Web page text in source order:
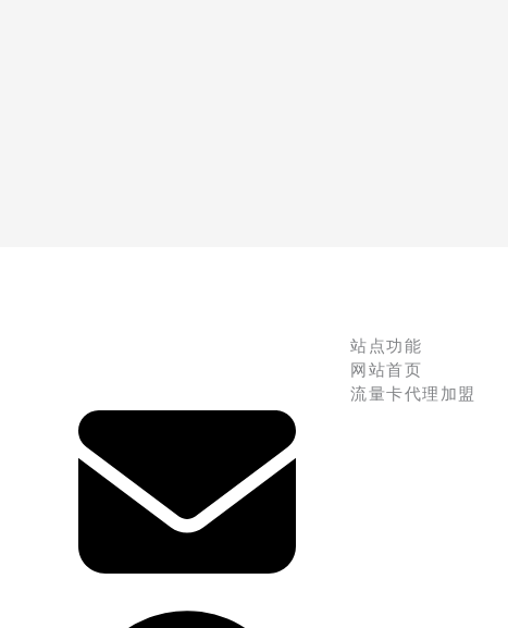
站点功能
网站首页
流量卡代理加盟